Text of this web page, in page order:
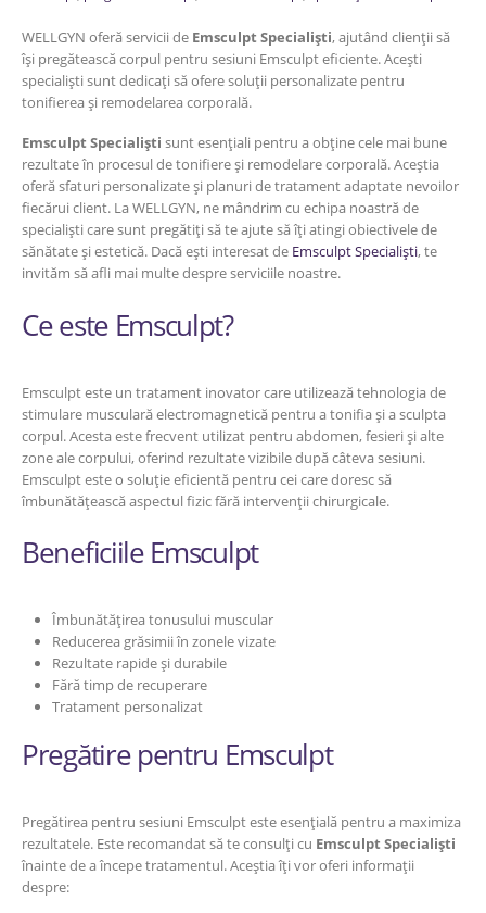
WELLGYN oferă servicii de Emsculpt Specialiști, ajutând clienții să
își pregătească corpul pentru sesiuni Emsculpt eficiente. Acești
specialiști sunt dedicați să ofere soluții personalizate pentru
tonifierea și remodelarea corporală.
Emsculpt Specialiști sunt esențiali pentru a obține cele mai bune
rezultate în procesul de tonifiere și remodelare corporală. Aceștia
oferă sfaturi personalizate și planuri de tratament adaptate nevoilor
fiecărui client. La WELLGYN, ne mândrim cu echipa noastră de
specialiști care sunt pregătiți să te ajute să îți atingi obiectivele de
sănătate și estetică. Dacă ești interesat de Emsculpt Specialiști, te
invităm să afli mai multe despre serviciile noastre.
Ce este Emsculpt?
Emsculpt este un tratament inovator care utilizează tehnologia de
stimulare musculară electromagnetică pentru a tonifia și a sculpta
corpul. Acesta este frecvent utilizat pentru abdomen, fesieri și alte
zone ale corpului, oferind rezultate vizibile după câteva sesiuni.
Emsculpt este o soluție eficientă pentru cei care doresc să
îmbunătățească aspectul fizic fără intervenții chirurgicale.
Beneficiile Emsculpt
Îmbunătățirea tonusului muscular
Reducerea grăsimii în zonele vizate
Rezultate rapide și durabile
Fără timp de recuperare
Tratament personalizat
Pregătire pentru Emsculpt
Pregătirea pentru sesiuni Emsculpt este esențială pentru a maximiza
rezultatele. Este recomandat să te consulți cu Emsculpt Specialiști
înainte de a începe tratamentul. Aceștia îți vor oferi informații
despre: